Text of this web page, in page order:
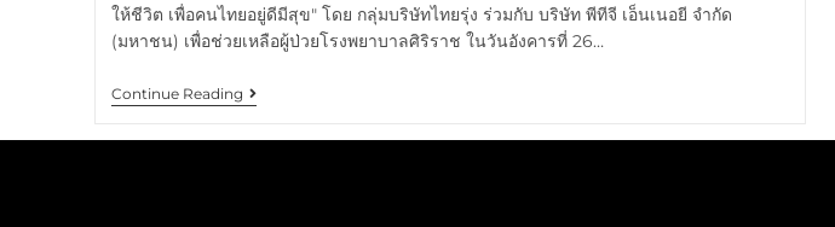
ให้ชีวิต เพื่อคนไทยอยู่ดีมีสุข" โดย กลุ่มบริษัทไทยรุ่ง ร่วมกับ บริษัท พีทีจี เอ็นเนอยี จํากัด
(มหาชน) เพื่อช่วยเหลือผู้ป่วยโรงพยาบาลศิริราช ในวันอังคารที่ 26…
Continue Reading